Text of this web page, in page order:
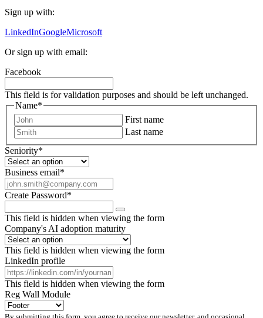
Sign up with:
LinkedInGoogleMicrosoft
Or sign up with email:
Facebook
This field is for validation purposes and should be left unchanged.
Name*
First name
Last name
Seniority*
Business email*
Create Password*
This field is hidden when viewing the form
Company's AI adoption maturity
This field is hidden when viewing the form
LinkedIn profile
This field is hidden when viewing the form
Reg Wall Module